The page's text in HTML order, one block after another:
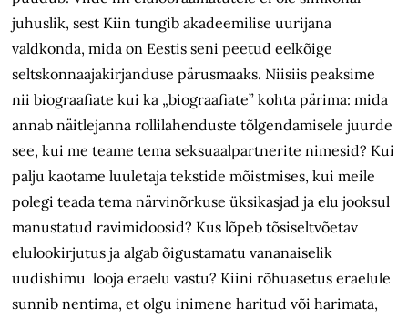
juhuslik, sest Kiin tungib akadeemilise uurijana
valdkonda, mida on Eestis seni peetud eelkõige
seltskonnaajakirjanduse pärusmaaks. Niisiis peaksime
nii biograafiate kui ka „biograafiate” kohta pärima: mida
annab näitlejanna rollilahenduste tõlgendamisele juurde
see, kui me teame tema seksuaalpartnerite nimesid? Kui
palju kaotame luuletaja tekstide mõistmises, kui meile
polegi teada tema närvinõrkuse üksikasjad ja elu jooksul
manustatud ravimidoosid? Kus lõpeb tõsiseltvõetav
elulookirjutus ja algab õigustamatu vananaiselik
uudishimu looja eraelu vastu? Kiini rõhuasetus eraelule
sunnib nentima, et olgu inimene haritud või harimata,